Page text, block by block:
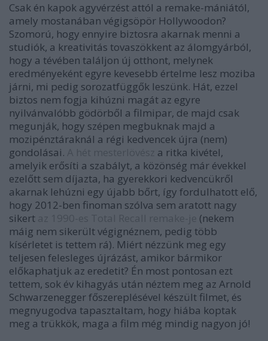
Csak én kapok agyvérzést attól a remake-mániától,
amely mostanában végigsöpör Hollywoodon?
Szomorú, hogy ennyire biztosra akarnak menni a
studiók, a kreativitás tovaszökkent az álomgyárból,
hogy a tévében találjon új otthont, melynek
eredményeként egyre kevesebb értelme lesz moziba
járni, mi pedig sorozatfüggők leszünk. Hát, ezzel
biztos nem fogja kihúzni magát az egyre
nyilvánvalóbb gödörből a filmipar, de majd csak
megunják, hogy szépen megbuknak majd a
mozipénztáraknál a régi kedvencek újra (nem)
gondolásai.
a ritka kivétel,
amelyik erősíti a szabályt, a közönség már évekkel
ezelőtt sem díjazta, ha gyerekkori kedvencükről
akarnak lehúzni egy újabb bőrt, így fordulhatott elő,
hogy 2012-ben finoman szólva sem aratott nagy
sikert
(nekem
máig nem sikerült végignéznem, pedig több
kísérletet is tettem rá). Miért nézzünk meg egy
teljesen felesleges újrázást, amikor bármikor
előkaphatjuk az eredetit? Én most pontosan ezt
tettem, sok év kihagyás után néztem meg az Arnold
Schwarzenegger főszereplésével készült filmet, és
megnyugodva tapasztaltam, hogy hiába koptak
meg a trükkök, maga a film még mindig nagyon jó!